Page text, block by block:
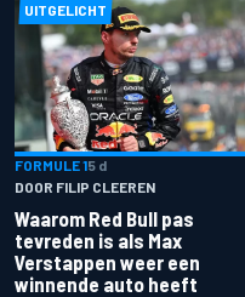
UITGELICHT
FORMULE 15 d
DOOR FILIP CLEEREN
Waarom Red Bull pas
tevreden is als Max
Verstappen weer een
winnende auto heeft